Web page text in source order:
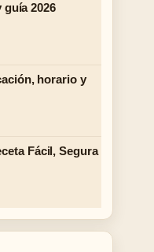
2026
horario y
Fácil, Segura